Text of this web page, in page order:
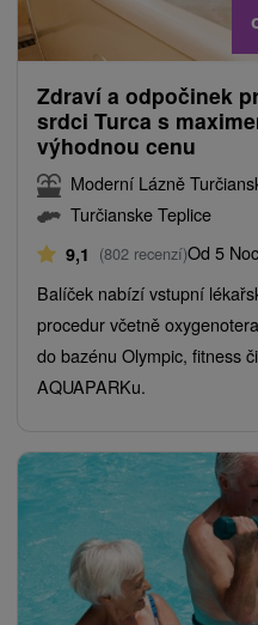
Zdraví a odpočinek
srdci Turca s
výhodnou cenu
Moderní Lázně
Turčianske Teplice
9,1 (802 recenzí)Od 5
Balíček nabízí vstupní
procedur včetně
do bazénu Olympic, fitness
AQUAPARKu.